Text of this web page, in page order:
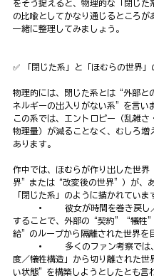
をそう捉えると、物理的な「閉じた
の比喩としてかなり通じるところが
一緒に整理してみましょう。
✅ 「閉じた系」と「ほむらの世界」
物理的には、閉じた系とは“外部と
ネルギーの出入りがない系”を言い
この系では、エントロピー（乱雑さ
物理量）が減ることなく、むしろ増
あります。
作中では、ほむらが作り出した世
界”または“改変後の世界”）が、
「閉じた系」のように描かれていま
•        彼女が時間を巻き戻し
することで、外部の“契約”“犠牲
給”のループから隔離された世界を
•        多くのファン考察では
度／犠牲構造」から切り離された世
い状態”を構築しようとしたとも言